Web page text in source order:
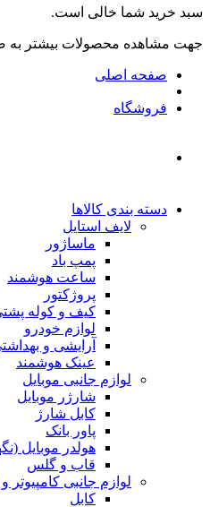
سبد خرید شما خالی است.
جهت مشاهده محصولات بیشتر به
صفحه اصلی
فروشگاه
دسته بندی کالاها
لایف استایل
ماساژور
پمپ باد
ساعت هوشمند
پروژکتور
کیف و کوله
لوازم خودرو
آرایشی و
عینک هوشمند
لوازم جانبی موبایل
شارژر موبایل
کابل شارژ
پاور بانک
هولدر موبایل
قاب و گلس
لوازم جانبی کامپیوتر
کابل